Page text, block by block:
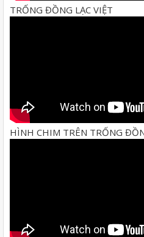
TRỐNG ĐỒNG LẠC VIỆT
HÌNH CHIM TRÊN TRỐNG